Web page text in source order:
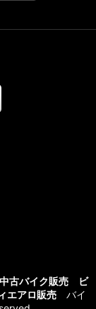
古バイク販売 ビ
エアロ販売 バイ